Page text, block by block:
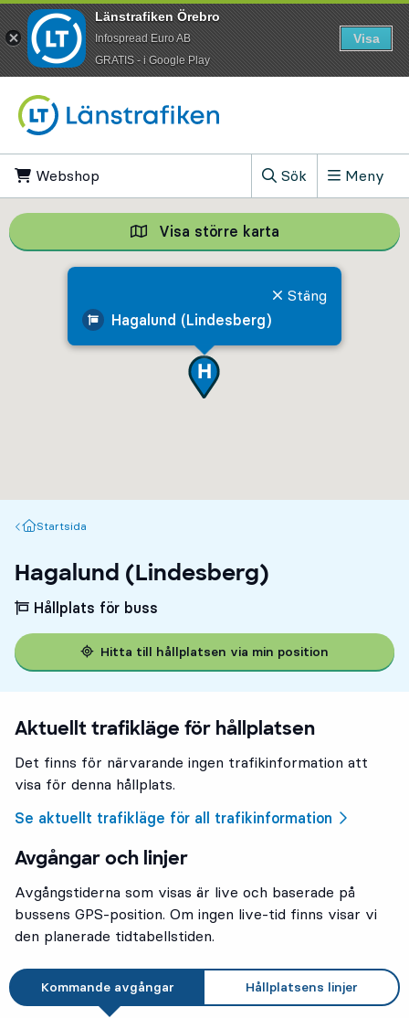
Webshop
Sök
, Visa sökfältet
Meny
Hagalund (Lindesberg)
Stäng
Visa större karta Visa större
Startsida
Startsida
Hagalund (Lindesberg)
Hållplats för buss
Hitta till hållplatsen via min position
Aktuellt trafikläge för hållplatsen
Det finns för närvarande ingen trafikinformation att
visa för denna hållplats.
Se aktuellt trafikläge för all trafikinformation
Avgångar och linjer
Avgångstiderna som visas är live och baserade på
bussens GPS-position. Om ingen live-tid finns visar vi
den planerade tidtabellstiden.
Kommande avgångar Hållplatsens linjer
Länstrafiken Örebro
Infospread Euro AB
​GRATIS - i Google Play
Visa